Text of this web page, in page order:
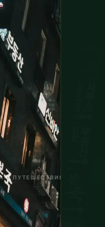
В ПУТЕШЕСТВИЯХ